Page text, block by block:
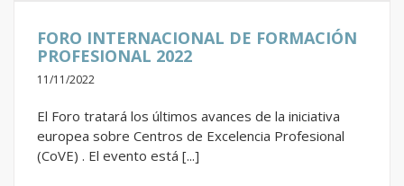
FORO INTERNACIONAL DE FORMACIÓN
PROFESIONAL 2022
11/11/2022
El Foro tratará los últimos avances de la iniciativa
europea sobre Centros de Excelencia Profesional
(CoVE) . El evento está [...]